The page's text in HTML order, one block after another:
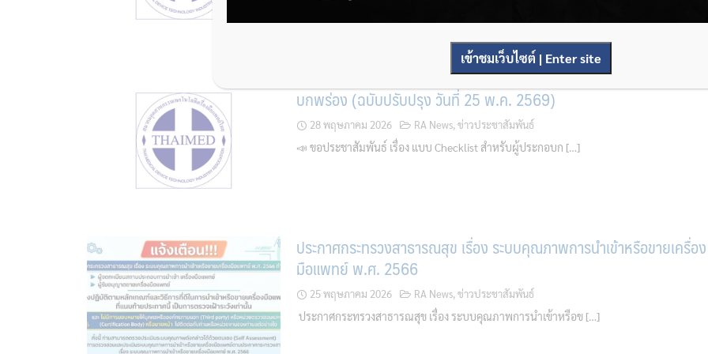
แบบ Checklist IVD สำหรับผู้ประกอบการ และแบบประเมินบันทึกข้อ
บกพร่อง (ฉบับปรับปรุง วันที่ 25 พ.ค. 2569)
28 พฤษภาคม 2026 RA News, ข่าวประชาสัมพันธ์
📣 ขอประชาสัมพันธ์ เรื่อง แบบ Checklist สำหรับผู้ประกอบก […]
ประกาศกระทรวงสาธารณสุข เรื่อง ระบบคุณภาพการนำเข้าหรือขายเครื่อง
มือแพทย์ พ.ศ. 2566
25 พฤษภาคม 2026 RA News, ข่าวประชาสัมพันธ์
ประกาศกระทรวงสาธารณสุข เรื่อง ระบบคุณภาพการนำเข้าหรือข […]
เข้าชมเว็บไซต์ | Enter site